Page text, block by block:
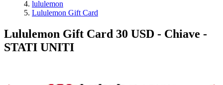
lululemon
Lululemon Gift Card
Lululemon Gift Card 30 USD - Chiave -
STATI UNITI